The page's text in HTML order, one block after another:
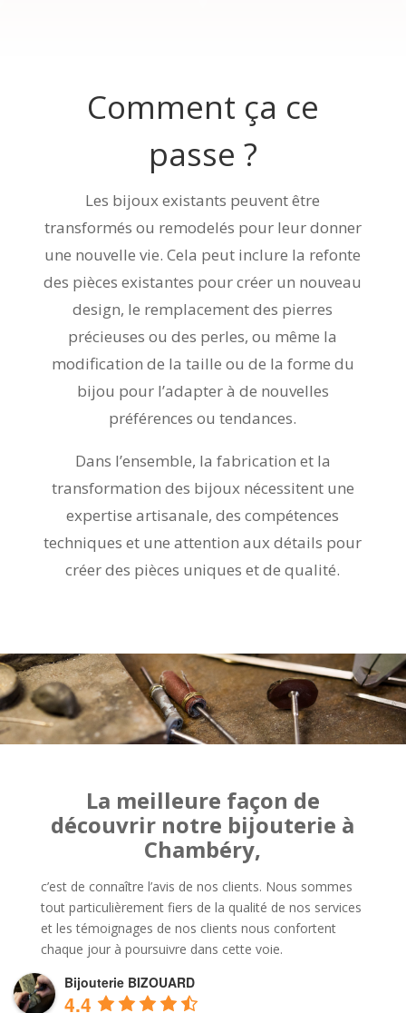
Comment ça ce
passe ?
Les bijoux existants peuvent être
transformés ou remodelés pour leur donner
une nouvelle vie. Cela peut inclure la refonte
des pièces existantes pour créer un nouveau
design, le remplacement des pierres
précieuses ou des perles, ou même la
modification de la taille ou de la forme du
bijou pour l’adapter à de nouvelles
préférences ou tendances.
Dans l’ensemble, la fabrication et la
transformation des bijoux nécessitent une
expertise artisanale, des compétences
techniques et une attention aux détails pour
créer des pièces uniques et de qualité.
La meilleure façon de
découvrir notre bijouterie à
Chambéry,
c’est de connaître l’avis de nos clients. Nous sommes
tout particulièrement fiers de la qualité de nos services
et les témoignages de nos clients nous confortent
chaque jour à poursuivre dans cette voie.
Bijouterie BIZOUARD
4.4